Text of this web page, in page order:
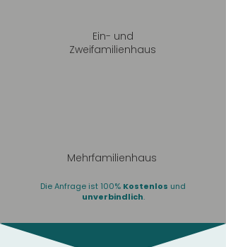
Ein- und
Zweifamilienhaus
Mehrfamilienhaus
Die Anfrage ist 100% Kostenlos und
unverbindlich.